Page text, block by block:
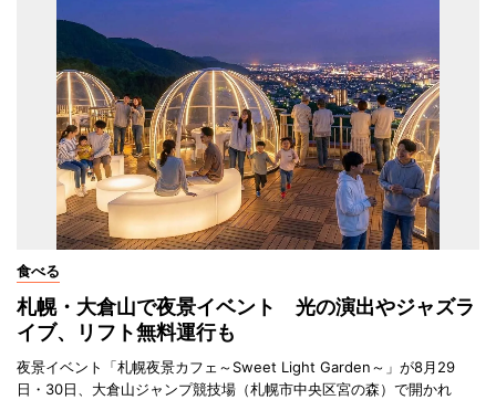
食べる
札幌・大倉山で夜景イベント 光の演出やジャズラ
イブ、リフト無料運行も
夜景イベント「札幌夜景カフェ～Sweet Light Garden～」が8月29
日・30日、大倉山ジャンプ競技場（札幌市中央区宮の森）で開かれ